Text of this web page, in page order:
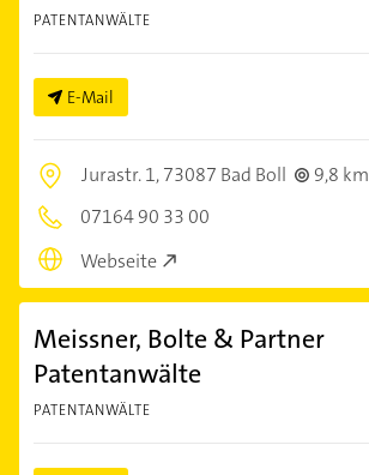
PATENTANWÄLTE
E-Mail
Jurastr. 1,73087 Bad Boll
9,8 km
07164 90 33 00
Webseite
Meissner, Bolte & Partner
Patentanwälte
PATENTANWÄLTE